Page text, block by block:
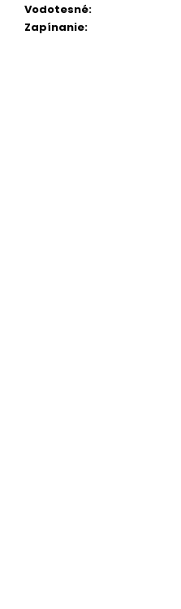
Vodotesné:
Zapínanie: